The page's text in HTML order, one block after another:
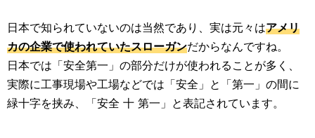
日本で知られていないのは当然であり、実は元々はアメリ
カの企業で使われていたスローガンだからなんですね。
日本では「安全第一」の部分だけが使われることが多く、
実際に工事現場や工場などでは「安全」と「第一」の間に
緑十字を挟み、「安全 十 第一」と表記されています。